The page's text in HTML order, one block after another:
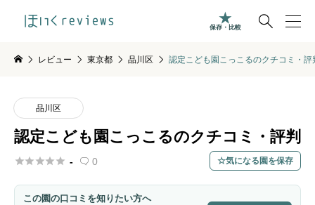

保存・比較
レビュー 東京都 品川区 認定こども園こっこるのクチコミ・評
品川区
認定こども園こっこるのクチコミ・評判
 -  0 気になる園を保存
この園の口コミを知りたい方へ